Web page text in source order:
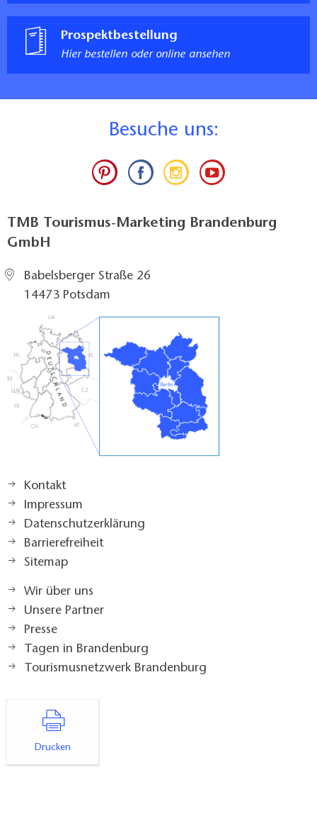
Prospektbestellung
Hier bestellen oder online ansehen
Besuche uns:
TMB Tourismus-Marketing Brandenburg
GmbH
Babelsberger Straße 26
14473 Potsdam
Kontakt
Impressum
Datenschutzerklärung
Barrierefreiheit
Sitemap
Wir über uns
Unsere Partner
Presse
Tagen in Brandenburg
Tourismusnetzwerk Brandenburg
Drucken